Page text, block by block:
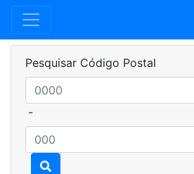
Pesquisar Código Postal
-